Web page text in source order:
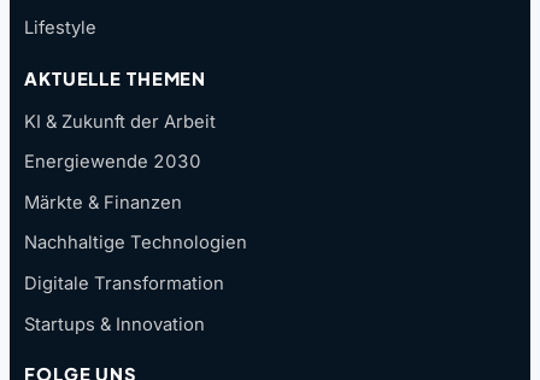
Lifestyle
AKTUELLE THEMEN
KI & Zukunft der Arbeit
Energiewende 2030
Märkte & Finanzen
Nachhaltige Technologien
Digitale Transformation
Startups & Innovation
FOLGE UNS